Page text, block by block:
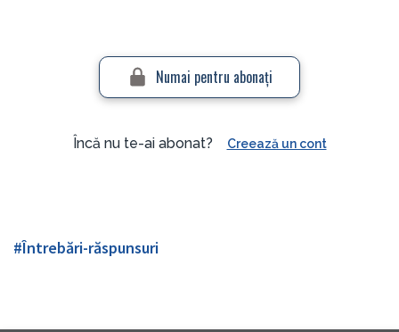
Numai pentru abonaţi
Încă nu te-ai abonat? Creează un cont
#Întrebări-răspunsuri